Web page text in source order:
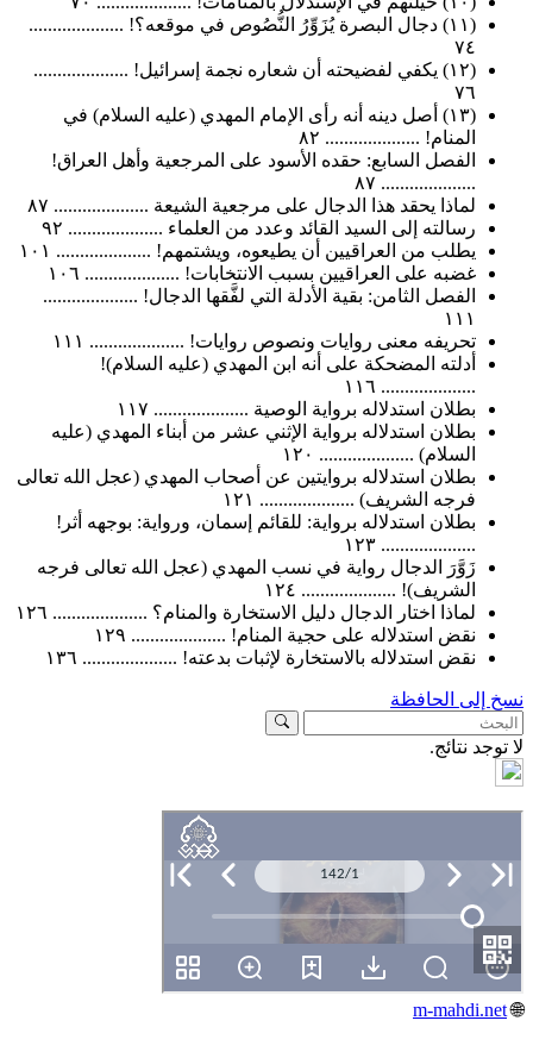
(١١) دجال البصرة يُزَوِّرُ النُّصُوص في موقعه؟! ....................
(١٢) يكفي لفضيحته أن شعاره نجمة إسرائيل! ....................
(١٣) أصل دينه أنه رأى الإمام المهدي (عليه السلام) في
المنام! .................... ٨٢
الفصل السابع: حقده الأسود على المرجعية وأهل العراق!
.................... ٨٧
لماذا يحقد هذا الدجال على مرجعية الشيعة .................... ٨٧
رسالته إلى السيد القائد وعدد من العلماء .................... ٩٢
يطلب من العراقيين أن يطيعوه، ويشتمهم! .................... ١٠١
غضبه على العراقيين بسبب الانتخابات! .................... ١٠٦
الفصل الثامن: بقية الأدلة التي لفَّقها الدجال! ....................
تحريفه معنى روايات ونصوص روايات! .................... ١١١
أدلته المضحكة على أنه ابن المهدي (عليه السلام)!
.................... ١١٦
بطلان استدلاله برواية الوصية .................... ١١٧
بطلان استدلاله برواية الإثني عشر من أبناء المهدي (عليه
السلام) .................... ١٢٠
بطلان استدلاله بروايتين عن أصحاب المهدي (عجل الله تعالى
فرجه الشريف) .................... ١٢١
بطلان استدلاله برواية: للقائم إسمان، ورواية: بوجهه أثر!
.................... ١٢٣
زَوَّرَ الدجال رواية في نسب المهدي (عجل الله تعالى فرجه
الشريف)! .................... ١٢٤
لماذا اختار الدجال دليل الاستخارة والمنام؟ .................... ١٢٦
نقض استدلاله على حجية المنام! .................... ١٢٩
نقض استدلاله بالاستخارة لإثبات بدعته! .................... ١٣٦
الحافظة
نتائج.
m-